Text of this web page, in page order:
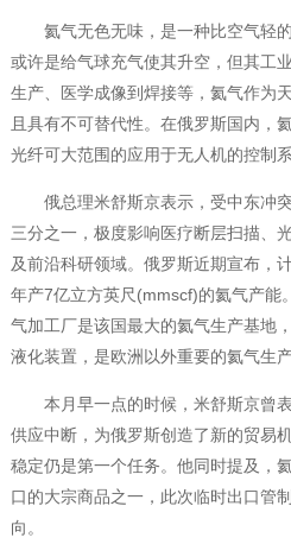
氦气无色无味，是一种比空气轻的
或许是给气球充气使其升空，但其工
生产、医学成像到焊接等，氦气作为
且具有不可替代性。在俄罗斯国内，
光纤可大范围的应用于无人机的控制系
俄总理米舒斯京表示，受中东冲突
三分之一，极度影响医疗断层扫描、
及前沿科研领域。俄罗斯近期宣布，
年产7亿立方英尺(mmscf)的氦气产能
气加工厂是该国最大的氦气生产基地
液化装置，是欧洲以外重要的氦气生产
本月早一点的时候，米舒斯京曾表
供应中断，为俄罗斯创造了新的贸易
稳定仍是第一个任务。他同时提及，
口的大宗商品之一，此次临时出口管
向。